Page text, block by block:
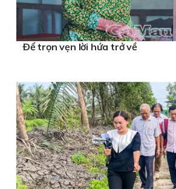
Ðể trọn vẹn lời hứa trở về